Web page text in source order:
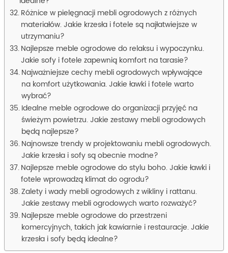
Różnice w pielęgnacji mebli ogrodowych z różnych
materiałów. Jakie krzesła i fotele są najłatwiejsze w
utrzymaniu?
Najlepsze meble ogrodowe do relaksu i wypoczynku.
Jakie sofy i fotele zapewnią komfort na tarasie?
Najważniejsze cechy mebli ogrodowych wpływające
na komfort użytkowania. Jakie ławki i fotele warto
wybrać?
Idealne meble ogrodowe do organizacji przyjęć na
świeżym powietrzu. Jakie zestawy mebli ogrodowych
będą najlepsze?
Najnowsze trendy w projektowaniu mebli ogrodowych.
Jakie krzesła i sofy są obecnie modne?
Najlepsze meble ogrodowe do stylu boho. Jakie ławki i
fotele wprowadzą klimat do ogrodu?
Zalety i wady mebli ogrodowych z wikliny i rattanu.
Jakie zestawy mebli ogrodowych warto rozważyć?
Najlepsze meble ogrodowe do przestrzeni
komercyjnych, takich jak kawiarnie i restauracje. Jakie
krzesła i sofy będą idealne?